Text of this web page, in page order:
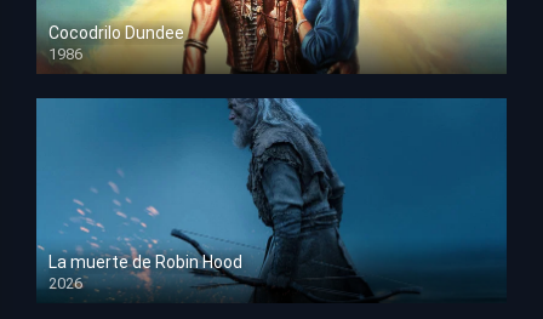
Cocodrilo Dundee
1986
HD 1080p
La muerte de Robin Hood
2026
HD 1080p